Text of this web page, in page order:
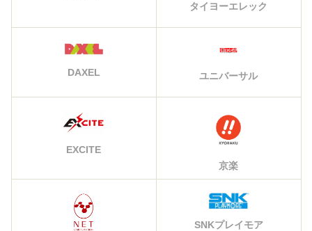
タイヨーエレック
DAXEL ユニバーサル
EXCITE
京楽
SNKプレイモア